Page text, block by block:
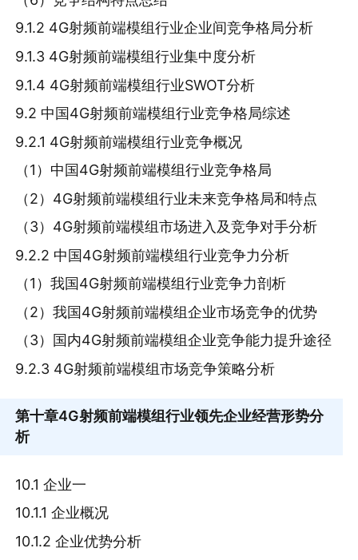
9.1.2 4G射频前端模组行业企业间竞争格局分析
9.1.3 4G射频前端模组行业集中度分析
9.1.4 4G射频前端模组行业SWOT分析
9.2 中国4G射频前端模组行业竞争格局综述
9.2.1 4G射频前端模组行业竞争概况
（1）中国4G射频前端模组行业竞争格局
（2）4G射频前端模组行业未来竞争格局和特点
（3）4G射频前端模组市场进入及竞争对手分析
9.2.2 中国4G射频前端模组行业竞争力分析
（1）我国4G射频前端模组行业竞争力剖析
（2）我国4G射频前端模组企业市场竞争的优势
（3）国内4G射频前端模组企业竞争能力提升途径
9.2.3 4G射频前端模组市场竞争策略分析
第十章4G射频前端模组行业领先企业经营形势分
析
10.1 企业一
10.1.1 企业概况
10.1.2 企业优势分析